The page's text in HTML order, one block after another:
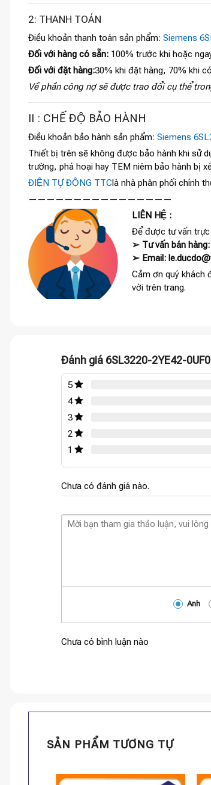
2: THANH TOÁN
Điều khoản thanh toán sản phẩm: Siemens
Đối với hàng có sẵn: 100% trước khi hoặc
Đối với đặt hàng:30% khi đặt hàng, 70% khi
Về phần công nợ sẽ được trao đổi cụ thể
II : CHẾ ĐỘ BẢO HÀNH
Điều khoản bảo hành sản phẩm: Siemens
Thiết bị trên sẽ không được bảo hành khi sử
trường, phá hoại hay TEM niêm bảo hành bị
ĐIỆN TỰ ĐỘNG TTClà nhà phân phối chính
————————————————
LIÊN HỆ :
Để được tư vấn
➢ Tư vấn bán
➢ Email:
Cảm ơn quý khách
vời trên trang.
Đánh giá 6SL3220-2YE42-
5
4
3
2
1
Chưa có đánh giá nào.
Anh
Chưa có bình luận nào
SẢN PHẨM TƯƠNG TỰ